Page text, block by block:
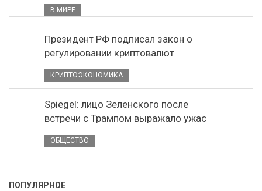
В МИРЕ
Президент РФ подписал закон о
регулировании криптовалют
КРИПТОЭКОНОМИКА
Spiegel: лицо Зеленского после
встречи с Трампом выражало ужас
ОБЩЕСТВО
ПОПУЛЯРНОЕ